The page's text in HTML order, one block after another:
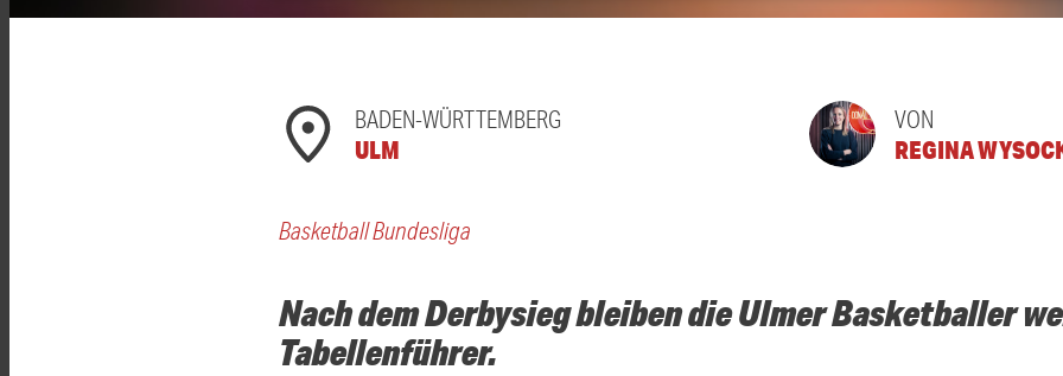
BADEN-WÜRTTEMBERG
ULM
VON
REGINA
Basketball Bundesliga
Nach dem Derbysieg bleiben die Ulmer Basketballer
Tabellenführer.